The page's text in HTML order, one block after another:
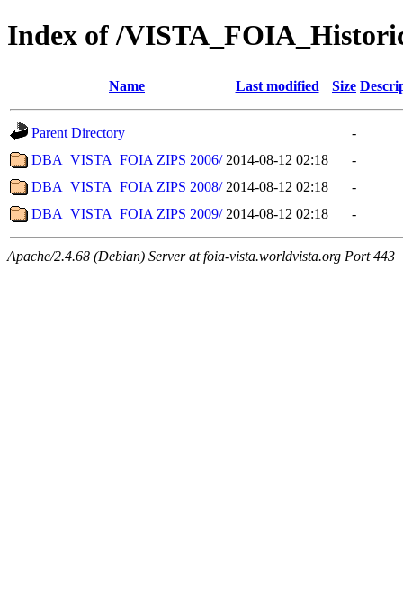
Index of /
Name Last modified Size
Parent Directory
-
DBA_VISTA_FOIA ZIPS 2006/ 2014-08-12 02:18
-
DBA_VISTA_FOIA ZIPS 2008/ 2014-08-12 02:18
-
DBA_VISTA_FOIA ZIPS 2009/ 2014-08-12 02:18 -
Apache/2.4.68 (Debian) Server at foia-vista.worldvista.org Port 443